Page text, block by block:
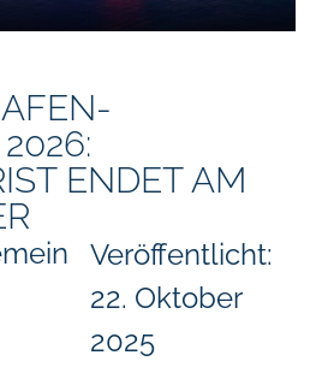
ENDET AM
Veröffentlicht:
22. Oktober
2025